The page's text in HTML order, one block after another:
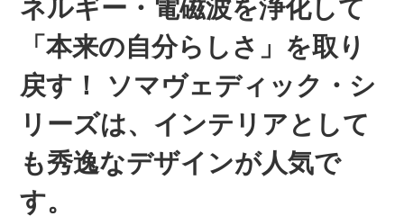
ネルギー・電磁波を浄化して
「本来の自分らしさ」を取り
戻す！ ソマヴェディック・シ
リーズは、インテリアとして
も秀逸なデザインが人気で
す。